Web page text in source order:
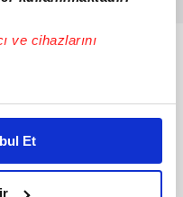
ve cihazlarını
sizlere özel
Bunu yaparken
deneyimi sunmak
sunabilmek adına
Et